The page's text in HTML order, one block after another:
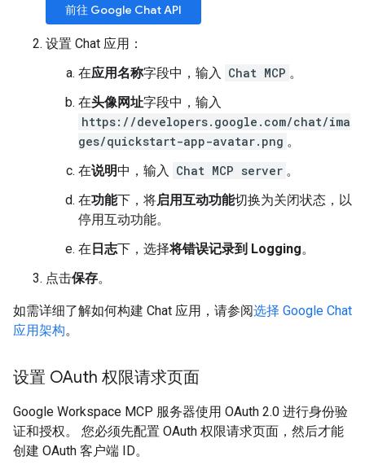
前往 Google Chat API
设置 Chat 应用：
在应用名称字段中，输入 Chat MCP 。
在头像网址字段中，输入
https://developers.google.com/chat/ima
ges/quickstart-app-avatar.png 。
在说明中，输入 Chat MCP server 。
在功能下，将启用互动功能切换为关闭状态，以
停用互动功能。
在 日志下，选择将错误记录到 Logging。
点击保存。
如需详细了解如何构建 Chat 应用，请参阅选择 Google Chat
应用架构。
设置 OAuth 权限请求页面
Google Workspace MCP 服务器使用 OAuth 2.0 进行身份验
证和授权。 您必须先配置 OAuth 权限请求页面，然后才能
创建 OAuth 客户端 ID。